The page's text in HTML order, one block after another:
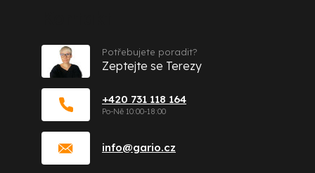
info@gario.cz
+420 731 118 164
Potřebujete poradit?
Zeptejte se Terezy